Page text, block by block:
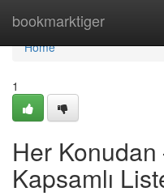
bookmarktiger
Home
Home
1
Her Konudan
Kapsamlı